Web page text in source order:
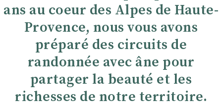
ans au coeur des Alpes de Haute-
Provence, nous vous avons
préparé des circuits de
randonnée avec âne pour
partager la beauté et les
richesses de notre territoire.